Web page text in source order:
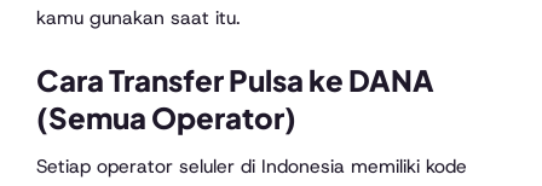
kamu gunakan saat itu.
Cara Transfer Pulsa ke DANA
(Semua Operator)
Setiap operator seluler di Indonesia memiliki kode